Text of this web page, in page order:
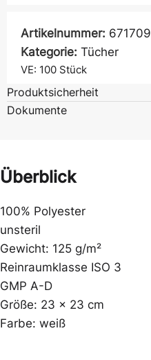
Artikelnummer: 671709
Kategorie: Tücher
VE: 100 Stück
Produktsicherheit
Dokumente
Überblick
100% Polyester
unsteril
Gewicht: 125 g/m²
Reinraumklasse ISO 3
GMP A-D
Größe: 23 x 23 cm
Farbe: weiß